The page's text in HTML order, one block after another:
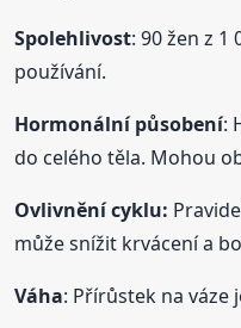
Spolehlivost: 90 žen z
používání.
Hormonální působení:
do celého těla. Mohou
Ovlivnění cyklu:
může snížit krvácení a
Váha: Přírůstek na váze